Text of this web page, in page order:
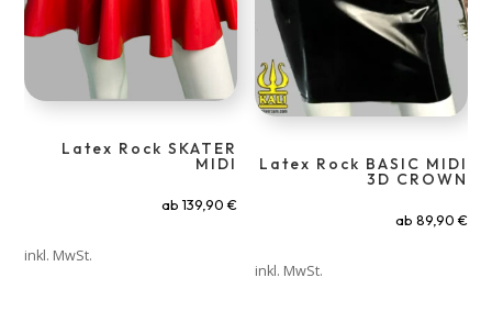
Latex Rock SKATER
MIDI
ab 139,90 €
inkl. MwSt.
Latex Rock BASIC MIDI
3D CROWN
ab 89,90 €
inkl. MwSt.